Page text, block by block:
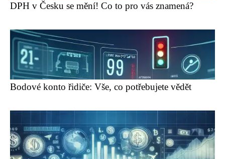
DPH v Česku se mění! Co to pro vás znamená?
Bodové konto řidiče: Vše, co potřebujete vědět